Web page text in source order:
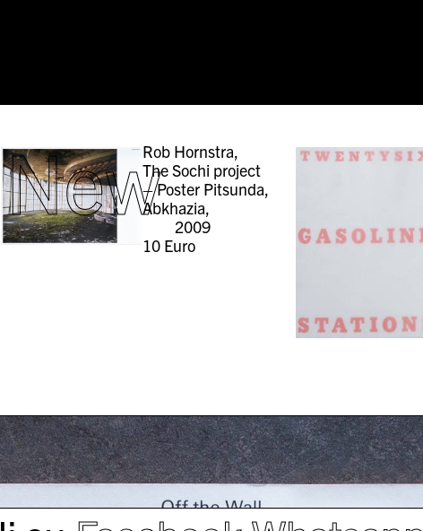
NewRob Hornstra,
The Sochi project
– Poster Pitsunda,
Abkhazia,
2009
10Euro